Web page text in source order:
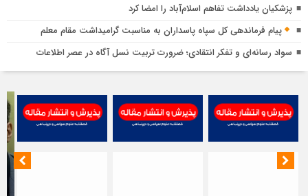
پزشکیان یادداشت تفاهم اسلام‌آباد را امضا کرد
پیام فرماندهی کل سپاه پاسداران به مناسبت گرامیداشت مقام معلم
سواد رسانه‌ای و تفکر انتقادی؛ ضرورت تربیت نسل آگاه در عصر اطلاعات